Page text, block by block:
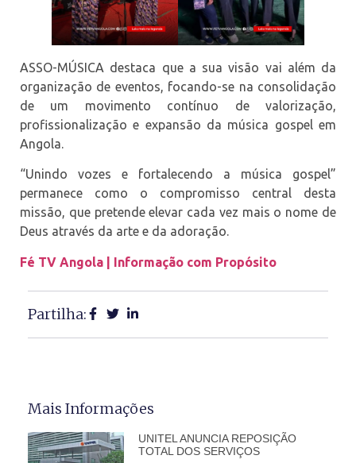
ASSO-MÚSICA destaca que a sua visão vai além da
organização de eventos, focando-se na consolidação
de um movimento contínuo de valorização,
profissionalização e expansão da música gospel em
Angola.
“Unindo vozes e fortalecendo a música gospel”
permanece como o compromisso central desta
missão, que pretende elevar cada vez mais o nome de
Deus através da arte e da adoração.
Fé TV Angola | Informação com Propósito
Partilha:
Mais Informações
UNITEL ANUNCIA REPOSIÇÃO
TOTAL DOS SERVIÇOS